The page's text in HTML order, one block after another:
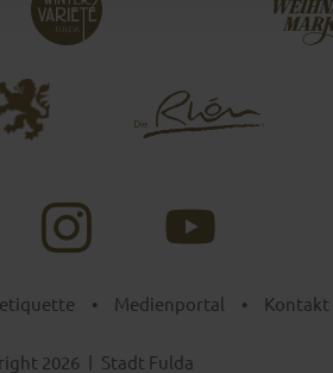
• Medienportal • Kontakt
2026 | Stadt Fulda